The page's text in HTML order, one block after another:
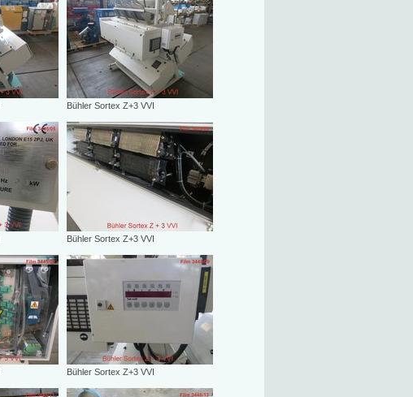
Bühler Sortex Z+3 VVI
Bühler Sortex Z+3 VVI
Bühler Sortex Z+3 VVI